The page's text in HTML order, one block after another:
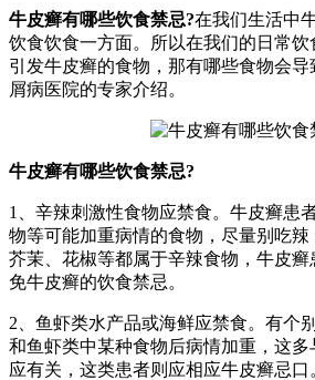
牛皮癣有哪些饮食禁忌?在我们生活中
饮食饮食一方面。所以在我们的日常饮
引发牛皮癣的食物，那有哪些食物会导
屑病医院的专家介绍。
牛皮癣有哪些饮食禁忌?
1、辛辣刺激性食物应禁食。牛皮癣患
物等可能加重病情的食物，尽量别吃辣
芥茉、花椒等都属于辛辣食物，牛皮
免牛皮癣的饮食禁忌。
2、鱼虾类水产品或海鲜应禁食。有个
和鱼虾类中某种食物后病情加重，这多
应有关，这类患者则应相应牛皮癣忌口